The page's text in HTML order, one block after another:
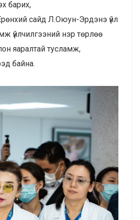
барих,
сайд Л.Оюун-Эрдэнэ үйл
үйлчилгээний нэр төрлөө
яаралтай тусламж,
байна.